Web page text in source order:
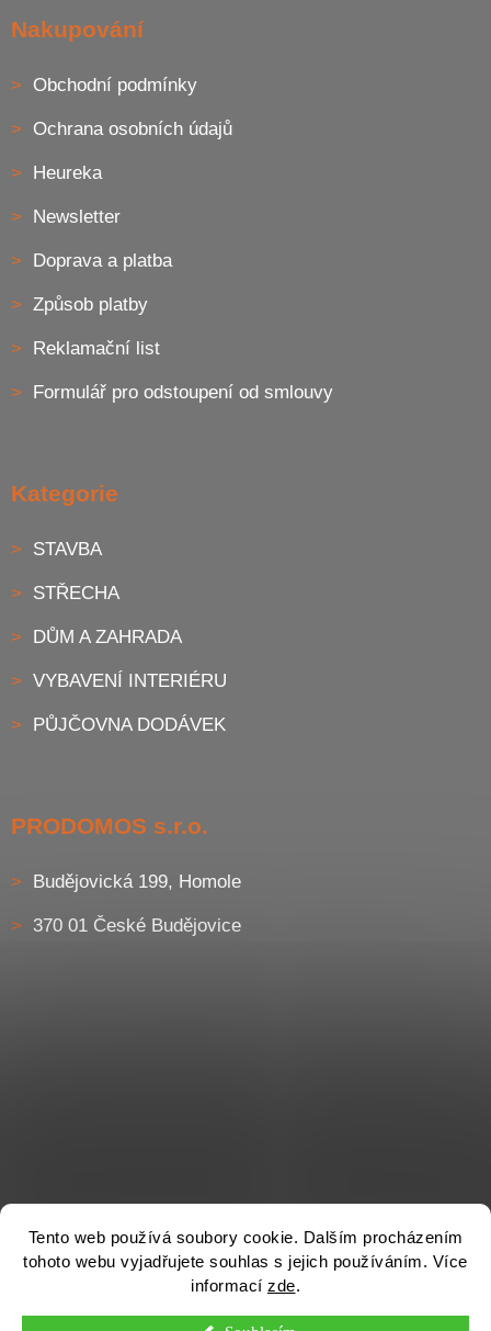
Tento web používá soubory cookie. Dalším procházením
tohoto webu vyjadřujete souhlas s jejich používáním. Více
informací zde.
Nakupování
Obchodní podmínky
Ochrana osobních údajů
Heureka
Newsletter
Doprava a platba
Způsob platby
Reklamační list
Formulář pro odstoupení od smlouvy
Kategorie
STAVBA
STŘECHA
DŮM A ZAHRADA
VYBAVENÍ INTERIÉRU
PŮJČOVNA DODÁVEK
PRODOMOS s.r.o.
Budějovická 199, Homole
370 01 České Budějovice